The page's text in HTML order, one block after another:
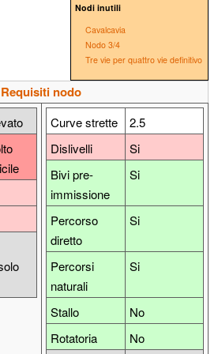
Nodi inutili
Cavalcavia
Nodo 3/4
Tre vie per quattro vie definitivo
Requisiti nodo
Curve strette
2.5
Dislivelli
Si
Bivi pre-
immissione
Si
Percorso
diretto
Si
Percorsi
naturali
Si
Stallo
No
Rotatoria
No